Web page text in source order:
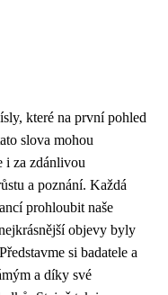
které na první pohled
slova mohou
i za zdánlivou
a poznání. Každá
prohloubit naše
objevy byly
si badatele a
a díky své